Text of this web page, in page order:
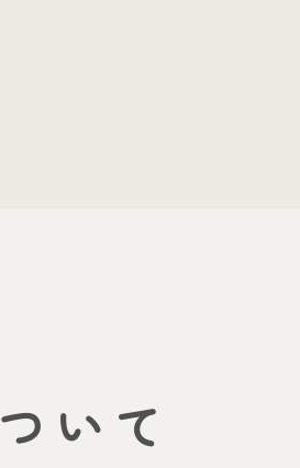
いて